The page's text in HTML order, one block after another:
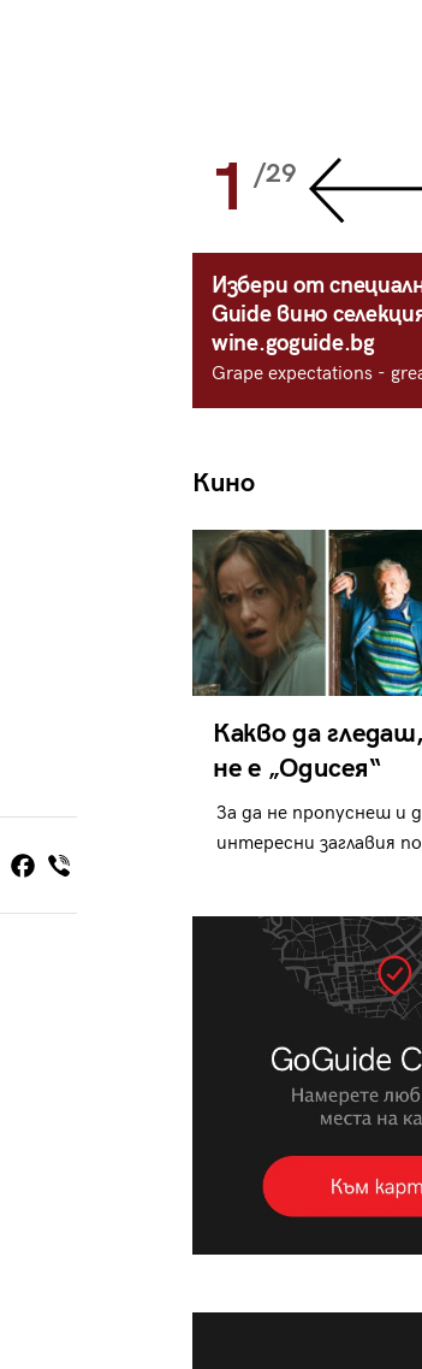
1 /29
Избери от
Guide вино
wine.goguide.bg
Grape expectations -
Кино
Какво да
не е „Одисея“
За да не пропуснеш и
интересни заглавия